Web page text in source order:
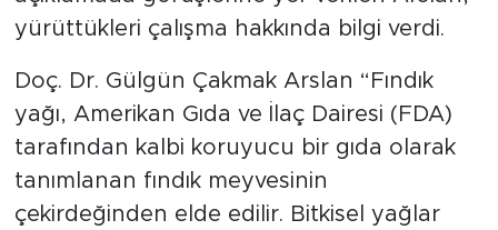
yürüttükleri çalışma hakkında bilgi verdi.
Doç. Dr. Gülgün Çakmak Arslan “Fındık
yağı, Amerikan Gıda ve İlaç Dairesi (FDA)
tarafından kalbi koruyucu bir gıda olarak
tanımlanan fındık meyvesinin
çekirdeğinden elde edilir. Bitkisel yağlar